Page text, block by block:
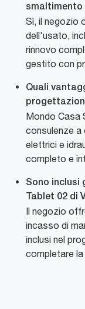
smaltimento
Sì, il negozio
dell'usato,
rinnovo
gestito con
Quali
Mondo Casa
consulenze a
elettrici e
completo e
Sono inclusi
Tablet 02 di
Il negozio
incasso di
inclusi nel
completare la